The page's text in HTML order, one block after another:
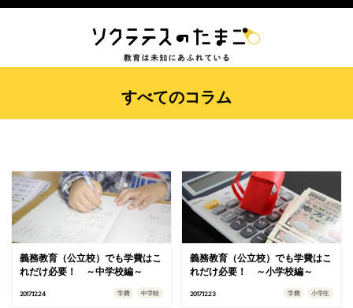
すべてのコラム
義務教育（公立校）でも学費はこ
れだけ必要！ ～中学校編～
2017.12.24 学費 中学校
義務教育（公立校）でも学費はこ
れだけ必要！ ～小学校編～
2017.12.23 学費 小学生